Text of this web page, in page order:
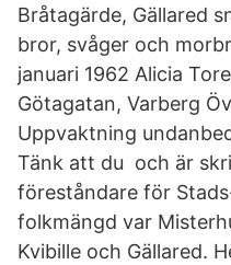
Bråtagärde, Gällared
bror, svåger och
januari 1962 Alicia
Götagatan, Varberg
Uppvaktning
Tänk att du och är
föreståndare för
folkmängd var
Kvibille och Gällared.